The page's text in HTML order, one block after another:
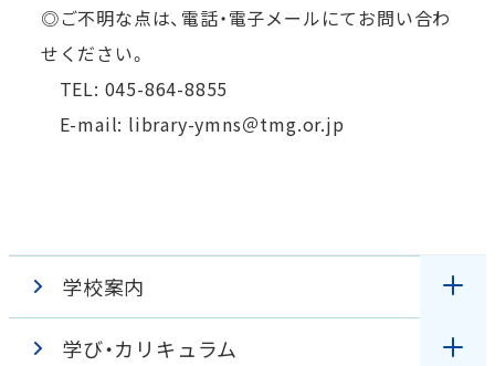
◎ご不明な点は、電話・電子メールにてお問い合わ
せください。
TEL: 045-864-8855
E-mail: library-ymns＠tmg.or.jp
学校案内
理事長・学校長挨拶
学び・カリキュラム